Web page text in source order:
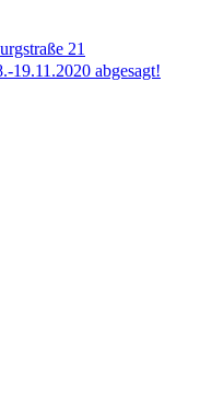
21
19.11.2020 abgesagt!